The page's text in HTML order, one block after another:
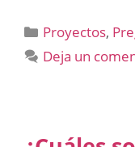
Categorías
Proyectos,
Deja un